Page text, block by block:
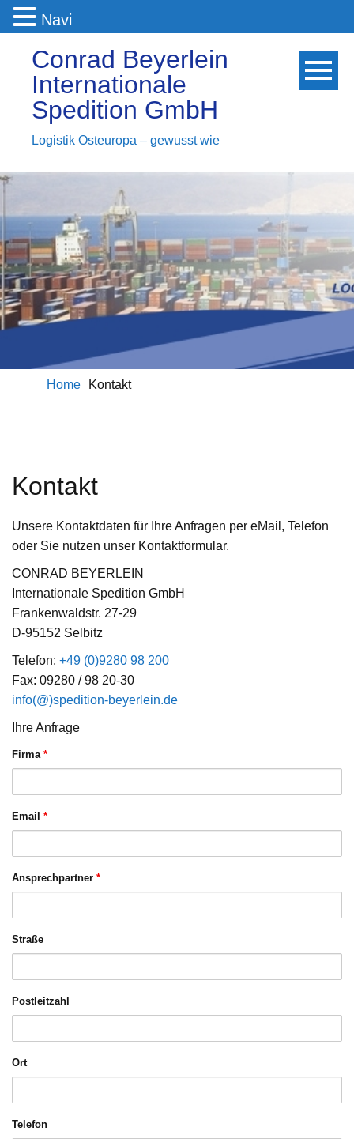
Conrad Beyerlein
Internationale
Spedition GmbH
Logistik Osteuropa – gewusst wie
Home Kontakt
Kontakt
Unsere Kontaktdaten für Ihre Anfragen per eMail, Telefon
oder Sie nutzen unser Kontaktformular.
CONRAD BEYERLEIN
Internationale Spedition GmbH
Frankenwaldstr. 27-29
D-95152 Selbitz
Telefon: +49 (0)9280 98 200
Fax: 09280 / 98 20-30
info(@)spedition-beyerlein.de
Ihre Anfrage
Firma *
Email *
Ansprechpartner *
Straße
Postleitzahl
Ort
Telefon
Navi